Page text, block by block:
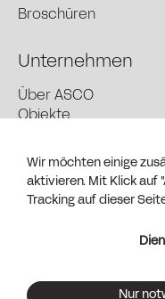
Broschüren
Unternehmen
Über ASCO
Objekte
Händler finden
Kontakt + Vertrieb
AGB (PDF)
Dienste anpassen
Wir möchten einige
aktivieren. Mit Klick auf
Tracking auf dieser
Nur